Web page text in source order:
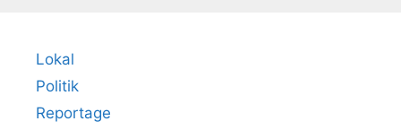
Lokal
Politik
Reportage